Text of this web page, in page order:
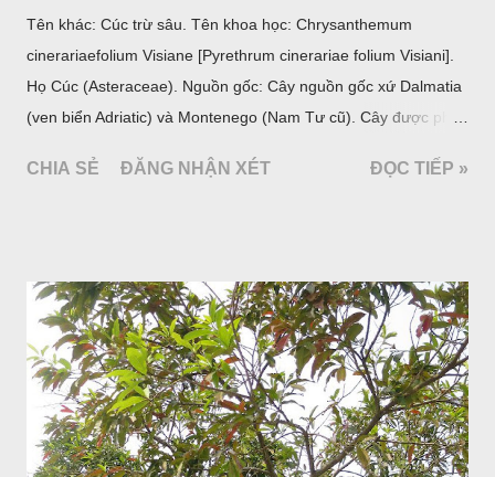
Tên khác: Cúc trừ sâu. Tên khoa học: Chrysanthemum
cinerariaefolium Visiane [Pyrethrum cinerariae folium Visiani].
Họ Cúc (Asteraceae). Nguồn gốc: Cây nguồn gốc xứ Dalmatia
(ven biển Adriatic) và Montenego (Nam Tư cũ). Cây được phân
trồng để khai thác: Pháp, Nga, Đức, Nam Tư (cũ), sau lan
Tam Đảo (Vĩnh Phúc), đã thu được kết quả ban đầu (những
năm 1560- 70); thường trồng đến năm thứ hai, thứ ba mới hái
hoa; trồng một lần thu hoạch 10 - 20 năm.
CHIA SẺ ĐĂNG NHẬN XÉT ĐỌC TIẾP »